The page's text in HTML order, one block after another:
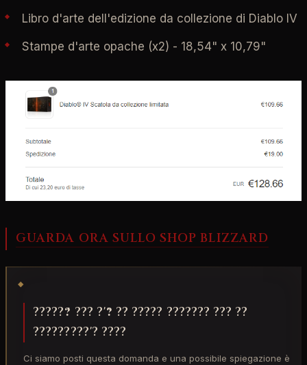
Libro d'arte dell'edizione da collezione di Diablo IV
Stampe d'arte opache (x2) - 18,54" x 10,79"
GUARDA ORA SULLO SHOP BLIZZARD
◆
??????́ ??? ?'?̀ ?? ????? ??????? ??? ??
?????????'? ????
Ci siamo posti questa domanda e una possibile spiegazione è